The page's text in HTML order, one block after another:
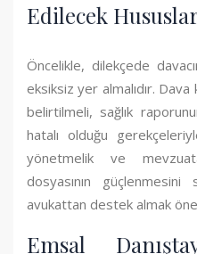
Edilecek
Öncelikle, dilekçede
eksiksiz yer almalıdır.
belirtilmeli, sağlık
hatalı olduğu
yönetmelik ve
dosyasının
avukattan destek almak
Emsal